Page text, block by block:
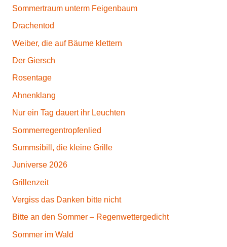
Sommertraum unterm Feigenbaum
Drachentod
Weiber, die auf Bäume klettern
Der Giersch
Rosentage
Ahnenklang
Nur ein Tag dauert ihr Leuchten
Sommerregentropfenlied
Summsibill, die kleine Grille
Juniverse 2026
Grillenzeit
Vergiss das Danken bitte nicht
Bitte an den Sommer – Regenwettergedicht
Sommer im Wald